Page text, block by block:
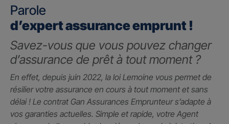
Parole
d’expert assurance emprunt !
Savez-vous que vous pouvez changer
d’assurance de prêt à tout moment ?
En effet, depuis juin 2022, la loi Lemoine vous permet de
résilier votre assurance en cours à tout moment et sans
délai ! Le contrat Gan Assurances Emprunteur s’adapte à
vos garanties actuelles. Simple et rapide, votre Agent